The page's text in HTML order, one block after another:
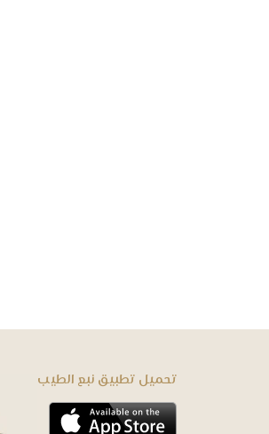
ﺗﺤﻤﻴﻞ ﺗﻄﺒﻴﻖ ﻧﺒﻊ ﺍﻟﻄﻴﺐ